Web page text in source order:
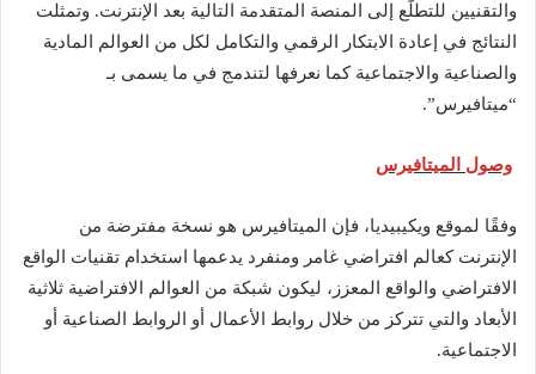
والتقنيين للتطلّع إلى المنصة المتقدمة التالية بعد الإنترنت. وتمثلت
النتائج في إعادة الابتكار الرقمي والتكامل لكل من العوالم المادية
والصناعية والاجتماعية كما نعرفها لتندمج في ما يسمى بـ
“ميتافيرس”.
وصول الميتافيرس
وفقًا لموقع ويكيبيديا، فإن الميتافيرس هو نسخة مفترضة من
الإنترنت كعالم افتراضي غامر ومنفرد يدعمها استخدام تقنيات الواقع
الافتراضي والواقع المعزز، ليكون شبكة من العوالم الافتراضية ثلاثية
الأبعاد والتي تتركز من خلال روابط الأعمال أو الروابط الصناعية أو
الاجتماعية.